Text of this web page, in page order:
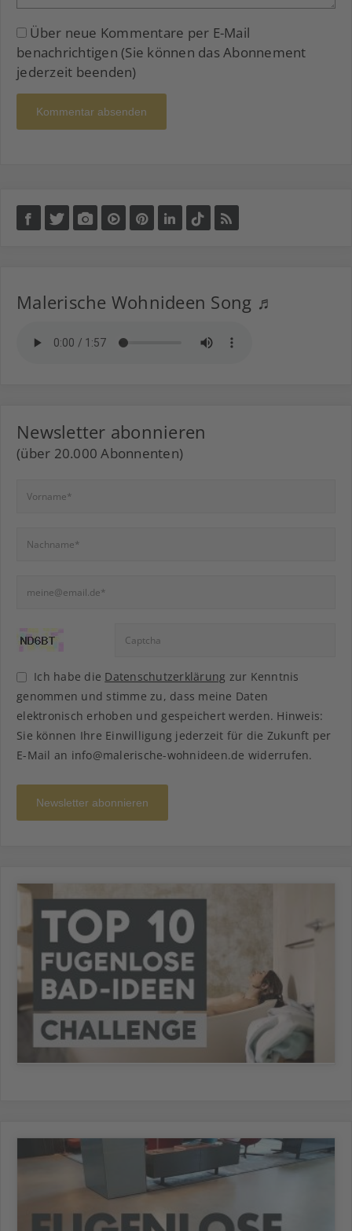
Über neue Kommentare per E-Mail
benachrichtigen (Sie können das Abonnement
jederzeit beenden)
Kommentar absenden
Malerische Wohnideen Song ♬
Newsletter abonnieren
(über 20.000 Abonnenten)
Ich habe die Datenschutzerklärung zur Kenntnis
genommen und stimme zu, dass meine Daten
elektronisch erhoben und gespeichert werden. Hinweis:
Sie können Ihre Einwilligung jederzeit für die Zukunft per
E-Mail an info@malerische-wohnideen.de widerrufen.